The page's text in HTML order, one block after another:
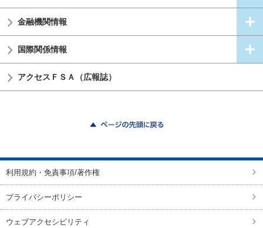
金融機関情報
国際関係情報
アクセスＦＳＡ（広報誌）
利用規約・免責事項/著作権
プライバシーポリシー
ウェブアクセシビリティ